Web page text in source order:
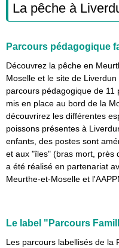
La pêche à
Parcours pédagogique
Découvrez la pêche en
Moselle et le site de Liverdun
parcours pédagogique de 11
mis en place au bord de la
découvrirez les différentes
poissons présentes à
enfants, des postes sont
et aux "îles" (bras mort, près
a été réalisé en partenariat
Meurthe-et-Moselle et
Le label "Parcours
Les parcours labellisés de la